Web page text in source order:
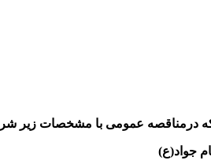
جواد(ع)